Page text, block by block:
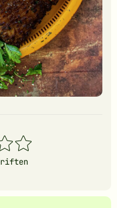
stjerner
5
stjerner